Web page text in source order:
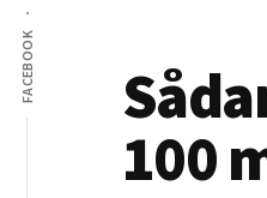
FACEBOOK
blog,
e-
mail,
sociale
100